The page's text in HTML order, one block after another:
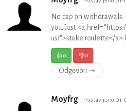
No cap on
you. Just <a
us/">stake roulette</a>
👍0 👎0
Odgovori ⇾
Moyfrg Postavljeno 01-